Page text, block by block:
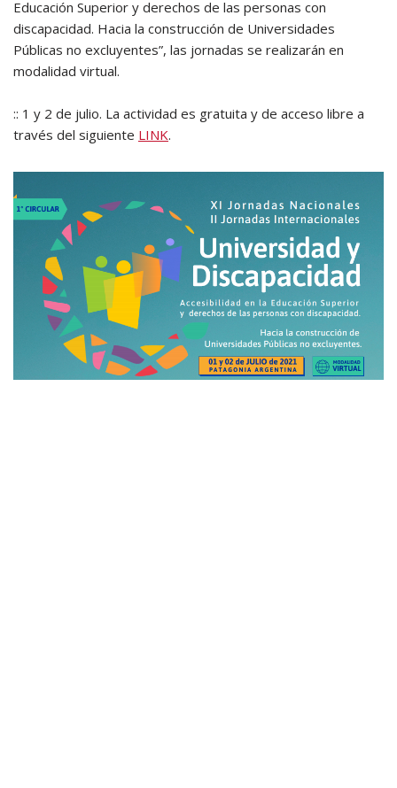
Educación Superior y derechos de las personas con
discapacidad. Hacia la construcción de Universidades
Públicas no excluyentes”, las jornadas se realizarán en
modalidad virtual.
:: 1 y 2 de julio. La actividad es gratuita y de acceso libre a
través del siguiente LINK.